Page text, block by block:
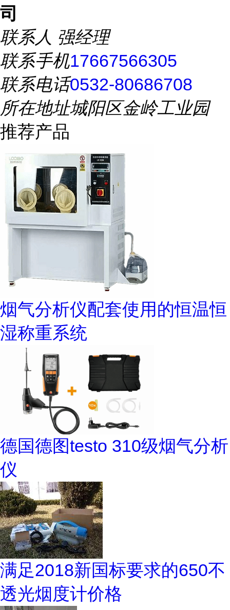
司
联系人 强经理
联系手机17667566305
联系电话0532-80686708
所在地址城阳区金岭工业园
推荐产品
烟气分析仪配套使用的恒温恒
湿称重系统
德国德图testo 310级烟气分析
仪
满足2018新国标要求的650不
透光烟度计价格